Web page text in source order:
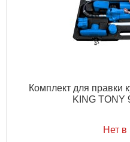
Комплект для правки
KING TONY
Нет в